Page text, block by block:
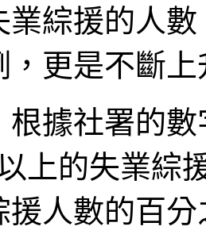
業綜援的人
，更是不斷上
根據社署的
上的失業綜
援人數的百